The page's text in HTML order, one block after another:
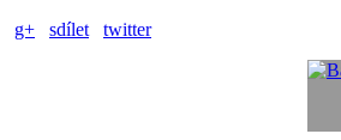
g+ sdílet twitter